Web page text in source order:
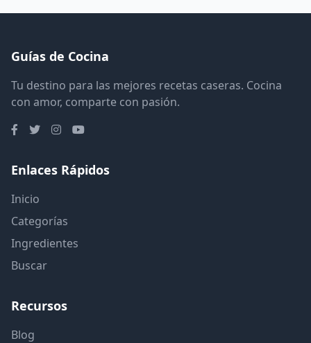
Guías de Cocina
Tu destino para las mejores recetas caseras. Cocina
con amor, comparte con pasión.
Enlaces Rápidos
Inicio
Categorías
Ingredientes
Buscar
Recursos
Blog